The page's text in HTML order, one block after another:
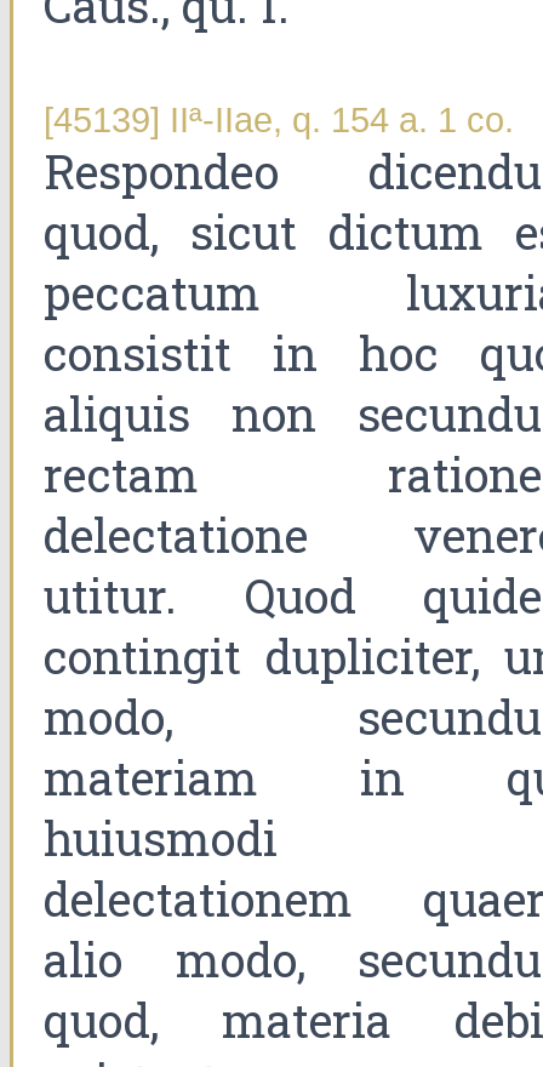
[45139] IIª-IIae, q. 154 a. 1 co.
Respondeo
quod, sicut dictum
peccatum
consistit in hoc
aliquis non
rectam
delectatione
utitur. Quod
contingit dupliciter,
modo,
materiam in
huiusmodi
delectationem
alio modo,
quod, materia